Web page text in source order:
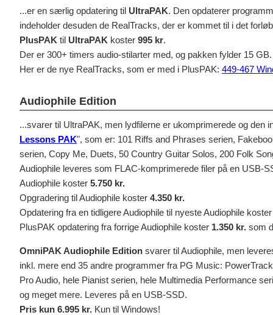
...er en særlig opdatering til UltraPAK. Den opdaterer
indeholder desuden de RealTracks, der er kommet til i det
PlusPAK til UltraPAK koster 995 kr.
Der er 300+ timers audio-stilarter med, og pakken fylder 15
Her er de nye RealTracks, som er med i PlusPAK: 449-467
Audiophile Edition
...svarer til UltraPAK, men lydfilerne er ukomprimerede og den
Lessons PAK", som er: 101 Riffs and Phrases serien,
serien, Copy Me, Duets, 50 Country Guitar Solos, 200 Folk
Audiophile leveres som FLAC-komprimerede filer på en USB-
Audiophile koster 5.750 kr.
Opgradering til Audiophile koster 4.350 kr.
Opdatering fra en tidligere Audiophile til nyeste Audiophile
PlusPAK opdatering fra forrige Audiophile koster 1.350 kr. som
OmniPAK Audiophile Edition svarer til Audiophile, men
inkl. mere end 35 andre programmer fra PG Music:
Pro Audio, hele Pianist serien, hele Multimedia Performance
og meget mere. Leveres på en USB-SSD.
Pris kun 6.995 kr. Kun til Windows!